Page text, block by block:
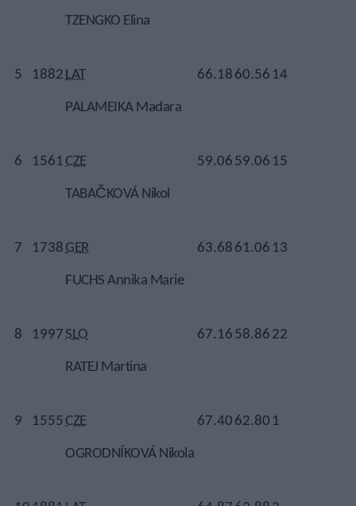
TZENGKO Elina
5 1882LAT
PALAMEIKA Madara
66.1860.56 14
6 1561CZE
TABAČKOVÁ Nikol
59.0659.06 15
7 1738GER
FUCHS Annika Marie
63.6861.06 13
8 1997SLO
RATEJ Martina
67.1658.8622
9 1555CZE
OGRODNÍKOVÁ Nikola
67.4062.80 1